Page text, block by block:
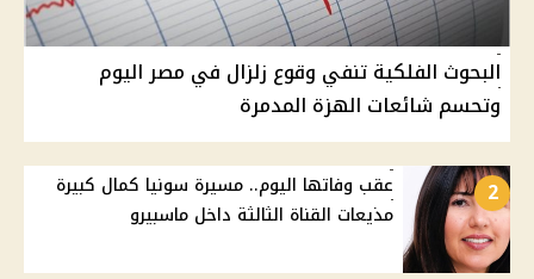
البحوث الفلكية تنفي وقوع زلزال في مصر اليوم
وتحسم شائعات الهزة المدمرة
2
عقب وفاتها اليوم.. مسيرة سونيا كمال كبيرة
مذيعات القناة الثالثة داخل ماسبيرو